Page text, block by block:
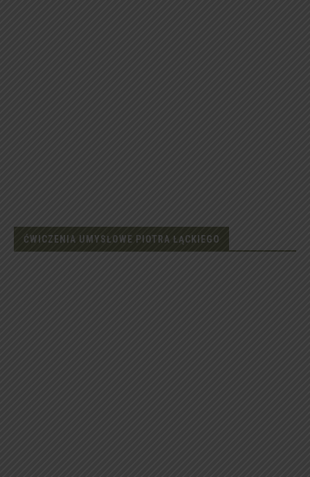
ĆWICZENIA UMYSŁOWE PIOTRA ŁĄCKIEGO